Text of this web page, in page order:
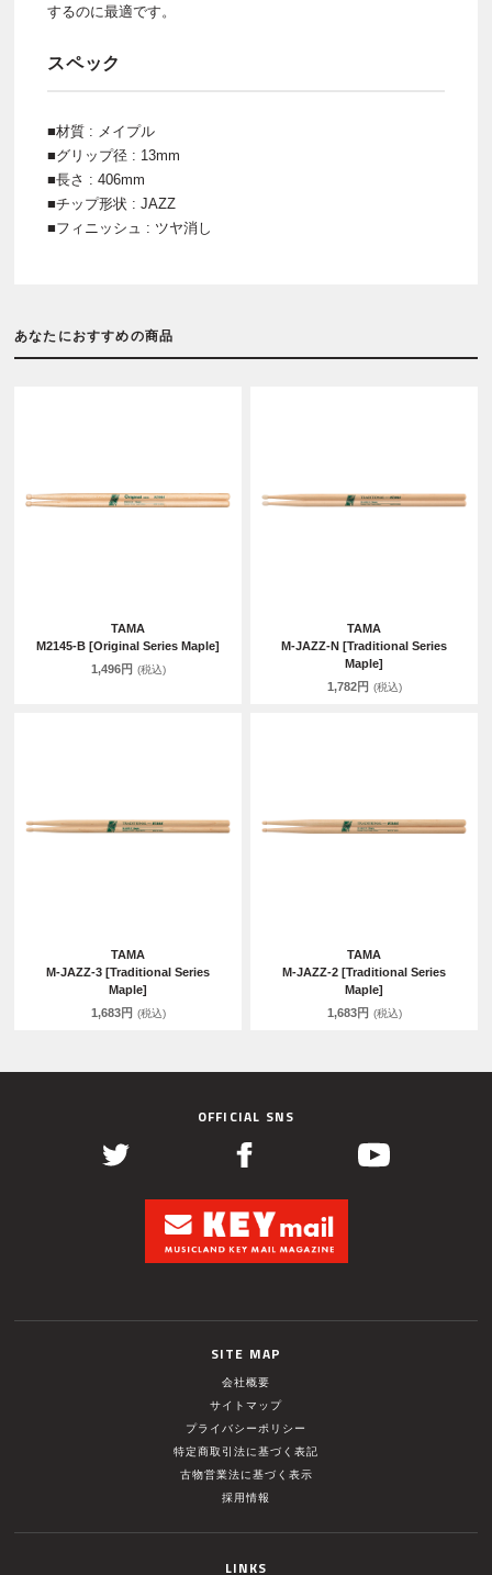
するのに最適です。
スペック
■材質 : メイプル
■グリップ径 : 13mm
■長さ : 406mm
■チップ形状 : JAZZ
■フィニッシュ : ツヤ消し
あなたにおすすめの商品
TAMA
M2145-B [Original Series Maple]
1,496円 (税込)
TAMA
M-JAZZ-N [Traditional Series
Maple]
1,782円 (税込)
TAMA
M-JAZZ-3 [Traditional Series
Maple]
1,683円 (税込)
TAMA
M-JAZZ-2 [Traditional Series
Maple]
1,683円 (税込)
OFFICIAL SNS
SITE MAP
会社概要
サイトマップ
プライバシーポリシー
特定商取引法に基づく表記
古物営業法に基づく表示
採用情報
LINKS